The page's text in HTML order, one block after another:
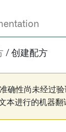
创建配方
确性尚未经过验
本进行的机器翻